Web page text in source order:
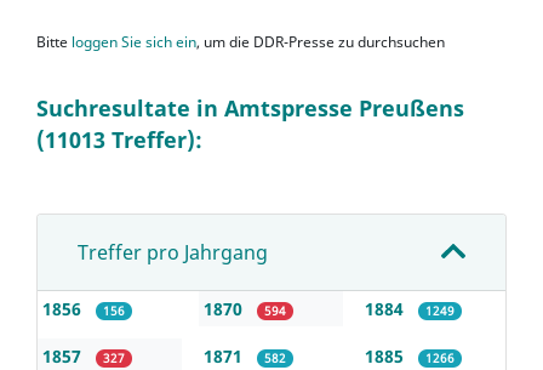
Bitte loggen Sie sich ein, um die DDR-Presse zu durchsuchen
Suchresultate in Amtspresse Preußens
(11013 Treffer):
Treffer pro Jahrgang
1856 156
1857 327
1870 594
1871 582
1884 1249
1885 1266